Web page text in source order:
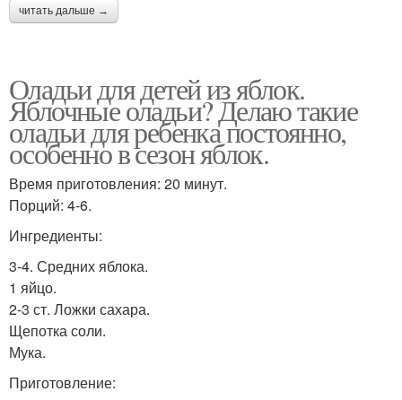
читать дальше →
Оладьи для детей из яблок.
Яблочные оладьи? Делаю такие
оладьи для ребенка постоянно,
особенно в сезон яблок.
Время приготовления: 20 минут.
Порций: 4-6.
Ингредиенты:
3-4. Средних яблока.
1 яйцо.
2-3 ст. Ложки сахара.
Щепотка соли.
Мука.
Приготовление: